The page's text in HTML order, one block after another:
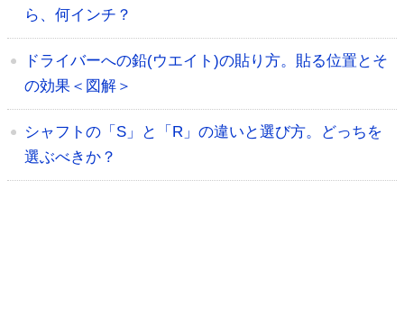
ら、何インチ？
ドライバーへの鉛(ウエイト)の貼り方。貼る位置とそ
の効果＜図解＞
シャフトの「S」と「R」の違いと選び方。どっちを
選ぶべきか？